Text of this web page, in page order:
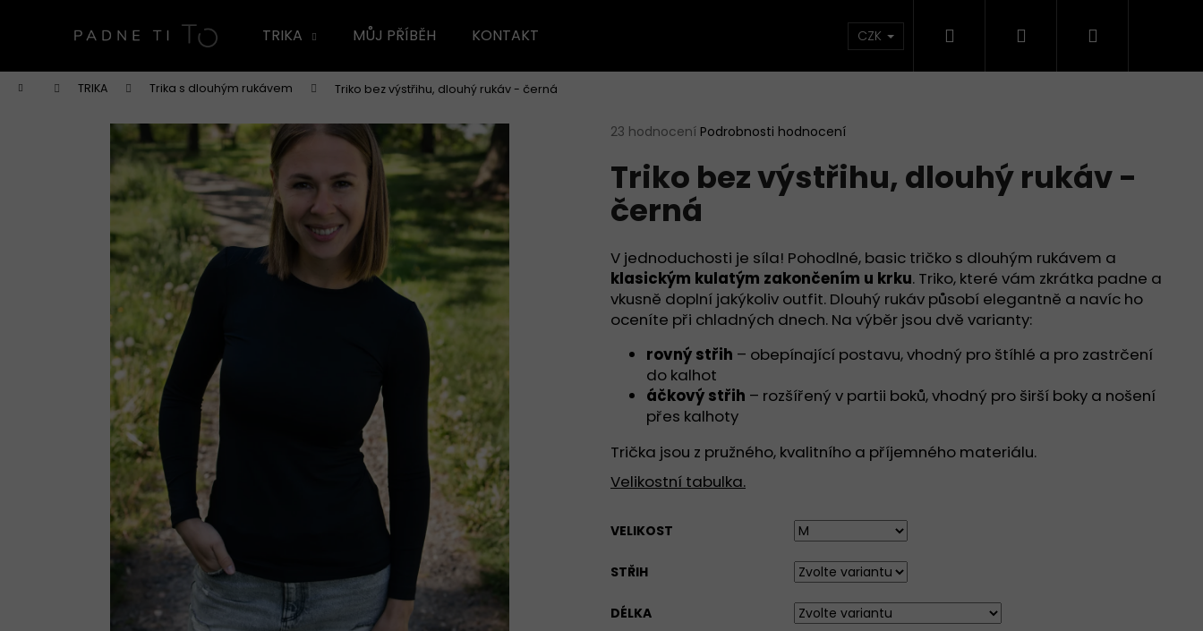
TRIKA MŮJ PŘÍBĚH KONTAKT CZK Přihlášení
Domů TRIKA Trika s dlouhým rukávem Triko bez výstřihu, dlouhý rukáv - černá
Průměrné
produktu
4,7
z
hvězdiček.
23 hodnocení Podrobnosti hodnocení
Triko bez výstřihu, dlouhý rukáv -
černá
V jednoduchosti je síla! Pohodlné, basic tričko s dlouhým rukávem a
klasickým kulatým zakončením u krku. Triko, které vám zkrátka padne a
vkusně doplní jakýkoliv outfit. Dlouhý rukáv působí elegantně a navíc ho
oceníte při chladných dnech. Na výběr jsou dvě varianty:
rovný střih – obepínající postavu, vhodný pro štíhlé a pro zastrčení
do kalhot
áčkový střih – rozšířený v partii boků, vhodný pro širší boky a nošení
přes kalhoty
Trička jsou z pružného, kvalitního a příjemného materiálu.
Velikostní tabulka.
VELIKOST
STŘIH
DÉLKA
í
Zpět
do
obchodu
Zpět
do
obchodu
Co potřebujete najít?
HLEDAT
Doporučujeme
Následující
TRIČKO BEZ VÝSTŘIHU, DLOUHÝ RUKÁV -
ŠEDÁ - ANTRACIT
949 Kč
TRIČKO SE STŘEDNÍM KULATÝM
VÝSTŘIHEM, KRÁTKÝ RUKÁV - ČERNÁ
890 Kč
TRIČKO SE STŘEDNÍM KULATÝM
VÝSTŘIHEM, KRÁTKÝ RUKÁV - BÍLÁ
890 Kč